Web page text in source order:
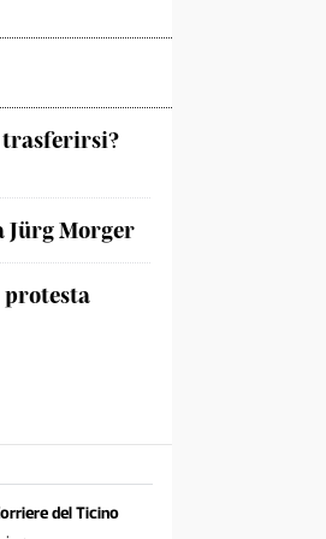
trasferirsi?
Jürg Morger
protesta
del Ticino